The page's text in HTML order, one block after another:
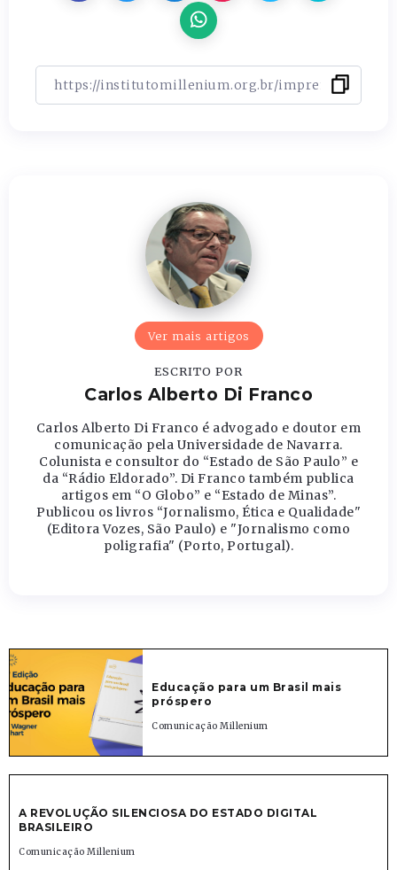
Ver mais artigos
ESCRITO POR
Carlos Alberto Di Franco
Carlos Alberto Di Franco é advogado e doutor em
comunicação pela Universidade de Navarra.
Colunista e consultor do “Estado de São Paulo” e
da “Rádio Eldorado”. Di Franco também publica
artigos em “O Globo” e “Estado de Minas”.
Publicou os livros “Jornalismo, Ética e Qualidade"
(Editora Vozes, São Paulo) e "Jornalismo como
poligrafia" (Porto, Portugal).
Educação para um Brasil mais
próspero
Comunicação Millenium
A REVOLUÇÃO SILENCIOSA DO ESTADO DIGITAL
BRASILEIRO
Comunicação Millenium